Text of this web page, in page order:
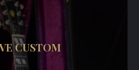
CUSTOM